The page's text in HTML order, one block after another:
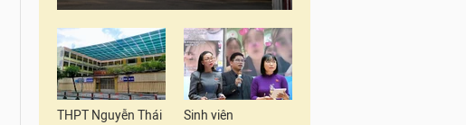
THPT Nguyễn Thái
Sinh viên